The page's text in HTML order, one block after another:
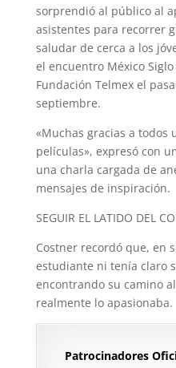
sorprendió al público al
asistentes para recorrer
saludar de cerca a los
el encuentro México
Fundación Telmex el
septiembre.
«Muchas gracias a todos
películas», expresó con
una charla cargada de
mensajes de inspiración.
SEGUIR EL LATIDO DEL
Costner recordó que, en
estudiante ni tenía claro
encontrando su camino
realmente lo apasionaba.
Patrocinadores